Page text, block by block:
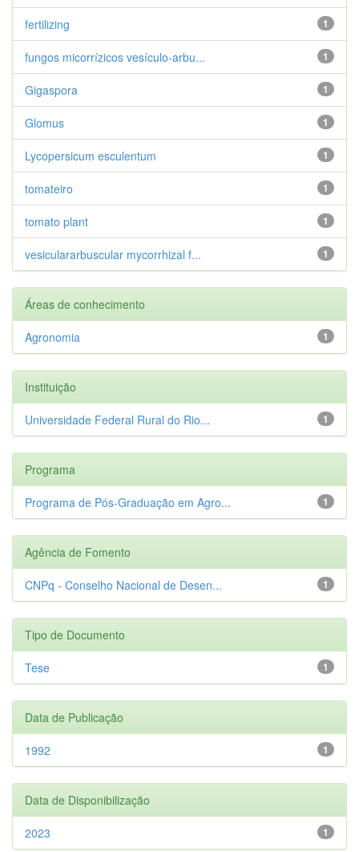
1
fertilizing
1
fungos micorrízicos vesículo-arbu...
1
Gigaspora
1
Glomus
1
Lycopersicum esculentum
1
tomateiro
1
tomato plant
1
vesiculararbuscular mycorrhizal f...
Áreas de conhecimento
1
Agronomia
Instituição
1
Universidade Federal Rural do Rio...
Programa
1
Programa de Pós-Graduação em Agro...
Agência de Fomento
1
CNPq - Conselho Nacional de Desen...
Tipo de Documento
1
Tese
Data de Publicação
1
1992
Data de Disponibilização
1
2023